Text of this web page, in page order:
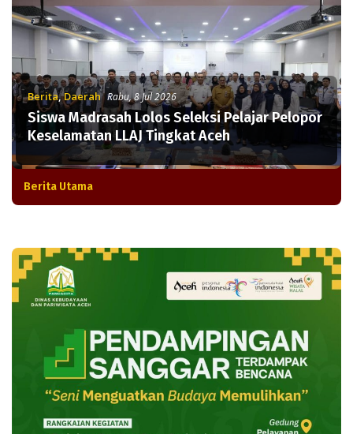
Berita,Daerah Rabu, 8 Jul 2026
Siswa Madrasah Lolos Seleksi Pelajar Pelopor
Keselamatan LLAJ Tingkat Aceh
Berita Utama